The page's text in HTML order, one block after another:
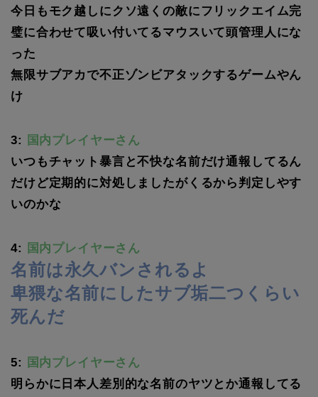
今日もモク越しにクソ遠くの敵にフリックエイム完
璧に合わせて吸い付いてるマウスいて頭管理人にな
った
無限サブアカで不正ゾンビアタックするゲームやん
け
3:
国内プレイヤーさん
いつもチャット暴言と不快な名前だけ通報してるん
だけど定期的に対処しましたがくるから判定しやす
いのかな
4: 国内プレイヤーさん
名前は永久バンされるよ
卑猥な名前にしたサブ垢二つくらい
死んだ
5:
国内プレイヤーさん
明らかに日本人差別的な名前のヤツとか通報してる